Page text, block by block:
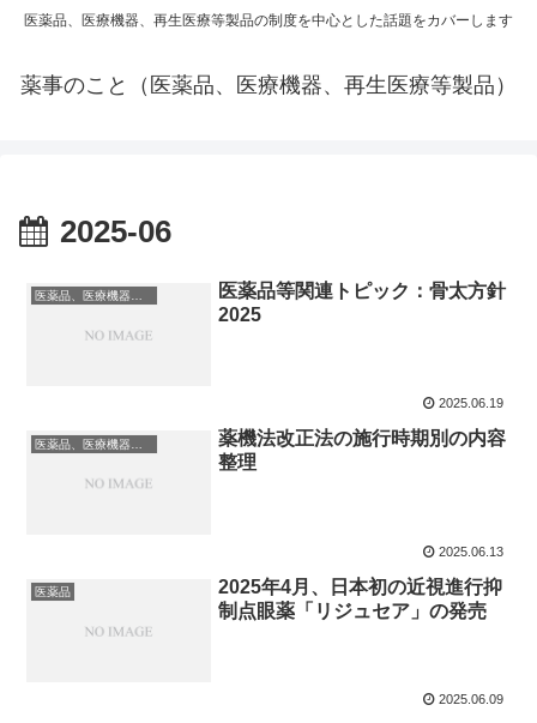
医薬品、医療機器、再生医療等製品の制度を中心とした話題をカバーします
薬事のこと（医薬品、医療機器、再生医療等製品）
2025-06
医薬品等関連トピック：骨太方針
2025
2025.06.19
薬機法改正法の施行時期別の内容
整理
2025.06.13
医薬品
2025年4月、日本初の近視進行抑
制点眼薬「リジュセア」の発売
2025.06.09